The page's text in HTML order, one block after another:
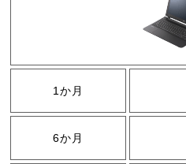
1か月
6か月